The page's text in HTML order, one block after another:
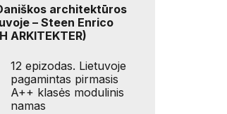
architektūros
– Steen Enrico
ARKITEKTER)
12 epizodas. Lietuvoje
pagamintas pirmasis
A++ klasės modulinis
namas